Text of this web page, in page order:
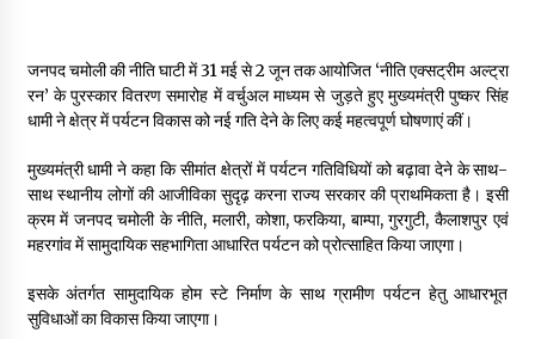
Thought Of The Day 13 May
May 13, 2022
Thought Of The Day 12 May
May 12, 2022
Thought Of The Day 11 May
May 11, 2022
जनपद चमोली की नीति घाटी में 31 मई से 2 जून तक आयोजित ‘नीति एक्सट्रीम अल्ट्रा
रन’ के पुरस्कार वितरण समारोह में वर्चुअल माध्यम से जुड़ते हुए मुख्यमंत्री पुष्कर सिंह
धामी ने क्षेत्र में पर्यटन विकास को नई गति देने के लिए कई महत्वपूर्ण घोषणाएं कीं।
मुख्यमंत्री धामी ने कहा कि सीमांत क्षेत्रों में पर्यटन गतिविधियों को बढ़ावा देने के साथ-
साथ स्थानीय लोगों की आजीविका सुदृढ़ करना राज्य सरकार की प्राथमिकता है। इसी
क्रम में जनपद चमोली के नीति, मलारी, कोशा, फरकिया, बाम्पा, गुरगुटी, कैलाशपुर एवं
महरगांव में सामुदायिक सहभागिता आधारित पर्यटन को प्रोत्साहित किया जाएगा।
इसके अंतर्गत सामुदायिक होम स्टे निर्माण के साथ ग्रामीण पर्यटन हेतु आधारभूत
सुविधाओं का विकास किया जाएगा।